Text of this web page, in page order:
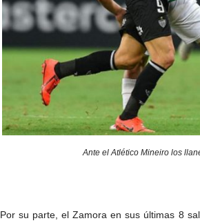
Ante el Atlético Mineiro los
Por su parte, el Zamora en sus últimas 8